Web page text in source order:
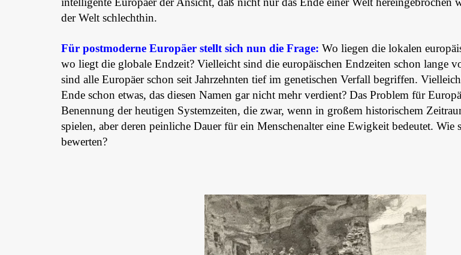
der Welt schlechthin.
Für postmoderne Europäer stellt sich nun die Frage: Wo liegen die lokalen
wo liegt die globale Endzeit? Vielleicht sind die europäischen Endzeiten schon lange
sind alle Europäer schon seit Jahrzehnten tief im genetischen Verfall begriffen.
Ende schon etwas, das diesen Namen gar nicht mehr verdient? Das Problem für
Benennung der heutigen Systemzeiten, die zwar, wenn in großem historischem
spielen, aber deren peinliche Dauer für ein Menschenalter eine Ewigkeit bedeutet. Wie
bewerten?